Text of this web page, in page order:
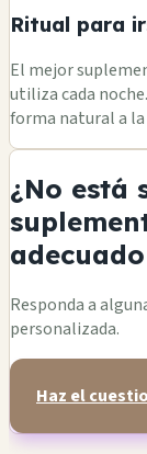
Ritual para
El mejor
utiliza cada
forma natural a
¿No está
Responda a
personalizada.
Haz el